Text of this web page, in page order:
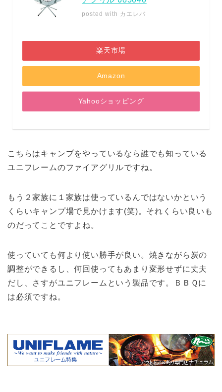
posted with カエレバ
楽天市場
Amazon
Yahooショッピング
こちらはキャンプをやっているなら誰でも知っている
ユニフレームのファイアグリルですね。
もう２家族に１家族は使っているんではないかという
くらいキャンプ場で見かけます(笑)。それくらい良いも
のだってことですよね。
使っていても何より使い勝手が良い。焼きながら炭の
調整ができるし、何回使ってもあまり変形せずに丈夫
だし、さすがユニフレームという製品です。ＢＢＱに
は必須ですね。